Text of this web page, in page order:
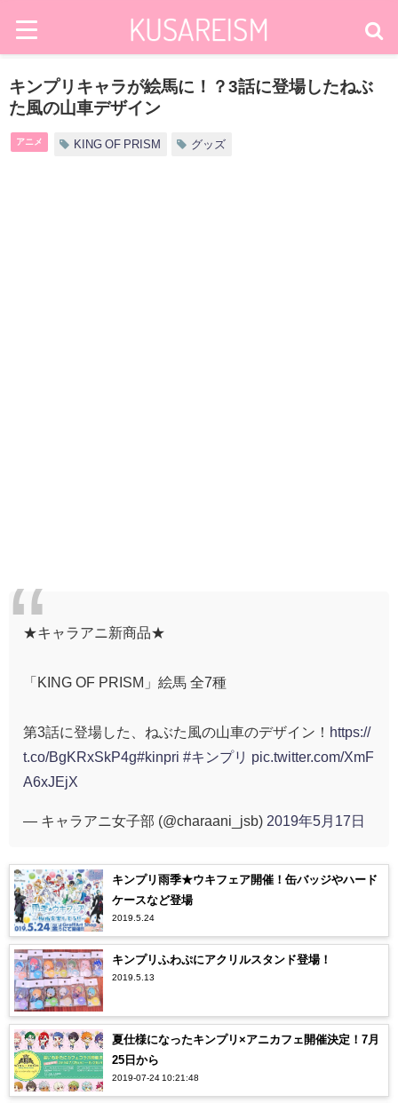
キンプリキャラが絵馬に！？3話に登場したねぶ
た風の山車デザイン
アニメ KING OF PRISM グッズ
★キャラアニ新商品★
「KING OF PRISM」絵馬 全7種
第3話に登場した、ねぶた風の山車のデザイン！ https://
t.co/BgKRxSkP4g#kinpri #キンプリ pic.twitter.com/XmF
A6xJEjX
— キャラアニ女子部 (@charaani_jsb) 2019年5月17日
キンプリ雨季★ウキフェア開催！缶バッジやハード
ケースなど登場
2019.5.24
キンプリふわぷにアクリルスタンド登場！
2019.5.13
夏仕様になったキンプリ×アニカフェ開催決定！7月
25日から
2019-07-24 10:21:48